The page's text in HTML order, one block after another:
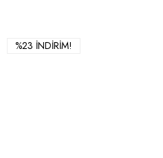
%23 İNDIRIM!